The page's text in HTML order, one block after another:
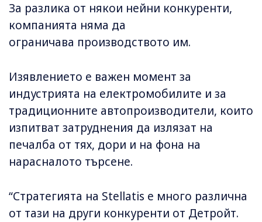
За разлика от някои нейни конкуренти,
компанията няма да
ограничава производството им.
Изявлението е важен момент за
индустрията на електромобилите и за
традиционните автопроизводители, които
изпитват затруднения да излязат на
печалба от тях, дори и на фона на
нарасналото търсене.
“Стратегията на Stellatis е много различна
от тази на други конкуренти от Детройт.